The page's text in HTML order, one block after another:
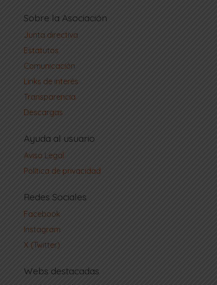
Sobre la Asociación
Junta directiva
Estatutos
Comunicación
Links de interés
Transparencia
Descargas
Ayuda al usuario
Aviso Legal
Política de privacidad
Redes Sociales
Facebook
Instagram
X (Twitter)
Webs destacadas